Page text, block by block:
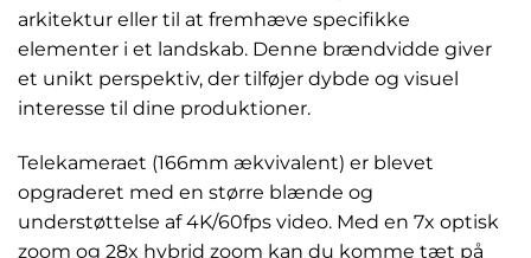
arkitektur eller til at fremhæve specifikke
elementer i et landskab. Denne brændvidde giver
et unikt perspektiv, der tilføjer dybde og visuel
interesse til dine produktioner.
Telekameraet (166mm ækvivalent) er blevet
opgraderet med en større blænde og
understøttelse af 4K/60fps video. Med en 7x optisk
zoom og 28x hybrid zoom kan du komme tæt på